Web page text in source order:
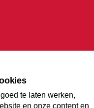
te laten werken,
en onze content en